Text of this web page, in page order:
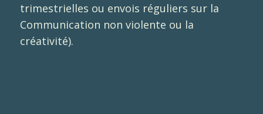
trimestrielles ou envois réguliers sur la
Communication non violente ou la
créativité).